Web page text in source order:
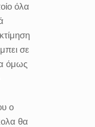
όλα
σε
όμως
ο
θα